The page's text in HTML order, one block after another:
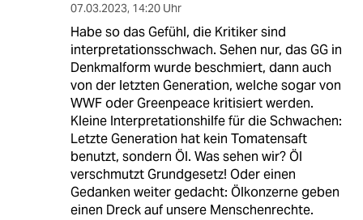
07.03.2023, 14:20 Uhr
Habe so das Gefühl, die Kritiker sind
interpretationsschwach. Sehen nur, das GG in
Denkmalform wurde beschmiert, dann auch
von der letzten Generation, welche sogar von
WWF oder Greenpeace kritisiert werden.
Kleine Interpretationshilfe für die Schwachen:
Letzte Generation hat kein Tomatensaft
benutzt, sondern Öl. Was sehen wir? Öl
verschmutzt Grundgesetz! Oder einen
Gedanken weiter gedacht: Ölkonzerne geben
einen Dreck auf unsere Menschenrechte.